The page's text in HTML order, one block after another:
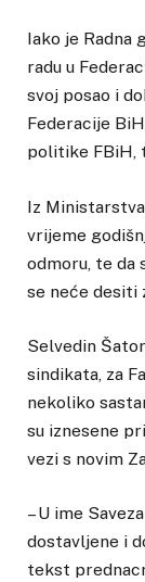
Iako je Radna
radu u
svoj posao i
Federacije
politike FBiH,
Iz
vrijeme
odmoru, te da
se neće desiti
Selvedin
sindikata, za
nekoliko
su iznesene
vezi s novim
– U ime
dostavljene i
tekst